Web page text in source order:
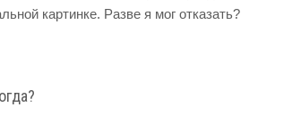
картинке. Разве я мог отказать?